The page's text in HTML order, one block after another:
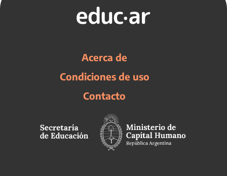
Acerca de
Condiciones de uso
Contacto